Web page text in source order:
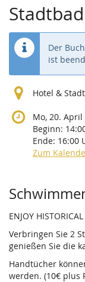
Der
ist
Hotel &
Mo, 20. April
Beginn:
Ende: 16:00
Zum
Produkte
ENJOY
Verbringen Sie 2
genießen Sie die
Handtücher
werden. (10€ plus